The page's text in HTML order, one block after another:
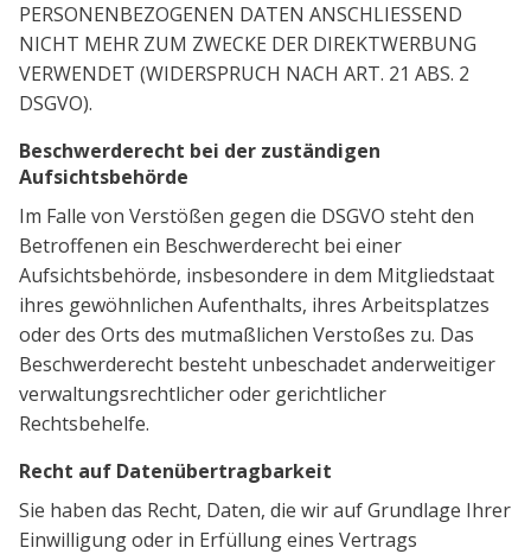
PERSONENBEZOGENEN DATEN ANSCHLIESSEND
NICHT MEHR ZUM ZWECKE DER DIREKTWERBUNG
VERWENDET (WIDERSPRUCH NACH ART. 21 ABS. 2
DSGVO).
Beschwerderecht bei der zuständigen
Aufsichtsbehörde
Im Falle von Verstößen gegen die DSGVO steht den
Betroffenen ein Beschwerderecht bei einer
Aufsichtsbehörde, insbesondere in dem Mitgliedstaat
ihres gewöhnlichen Aufenthalts, ihres Arbeitsplatzes
oder des Orts des mutmaßlichen Verstoßes zu. Das
Beschwerderecht besteht unbeschadet anderweitiger
verwaltungsrechtlicher oder gerichtlicher
Rechtsbehelfe.
Recht auf Datenübertragbarkeit
Sie haben das Recht, Daten, die wir auf Grundlage Ihrer
Einwilligung oder in Erfüllung eines Vertrags